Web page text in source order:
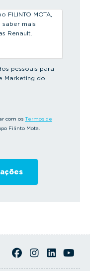
pessoais para
Marketing do
com os Termos de
Filinto Mota.